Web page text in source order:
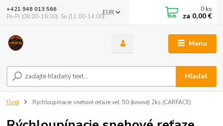
Menu
EUR
Hľadať
+421 948 013 566
Po-Pi (08:00-16:00), So (11:00-14:00)
0 ks
za 0,00 €
Úvod Rýchloupínacie snehové reťaze veľ. 50 (kovové) 2ks (CARFACE)